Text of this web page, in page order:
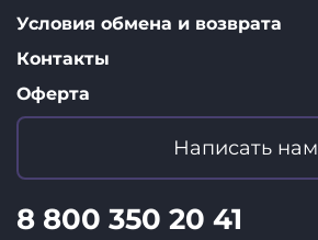
Написать нам
8 800 350 20 41
Условия обмена и возврата
Контакты
Оферта